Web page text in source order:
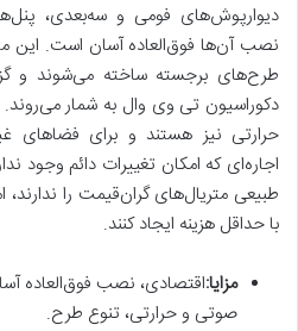
دیوارپوش‌های فومی و سه‌بعدی،
طرح‌های برجسته ساخته می‌شوند و
دکوراسیون تی وی وال به شمار
حرارتی نیز هستند و برای فضاهای
اجاره‌ای که امکان تغییرات دائم وجود
طبیعی متریال‌های گران‌قیمت را
با حداقل هزینه ایجاد کنند.
مزایا:اقتصادی، نصب فوق‌العاده
صوتی و حرارتی، تنوع طرح.